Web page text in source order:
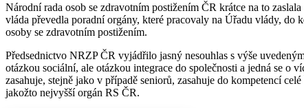
Národní rada osob se zdravotním postižením ČR krátce na to
vláda převedla poradní orgány, které pracovaly na Úřadu vlády,
osoby se zdravotním postižením.
Předsednictvo NRZP ČR vyjádřilo jasný nesouhlas s výše
otázkou sociální, ale otázkou integrace do společnosti a jedná se o
zasahuje, stejně jako v případě seniorů, zasahuje do kompetencí
jakožto nejvyšší orgán RS ČR.